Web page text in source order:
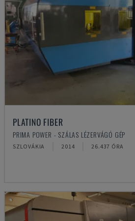
PLATINO FIBER
PRIMA POWER - SZÁLAS LÉZERVÁGÓ GÉP
SZLOVÁKIA 2014 26.437 ÓRA